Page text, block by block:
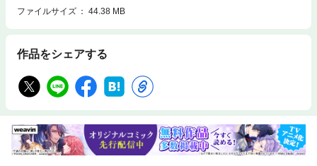
ファイルサイズ
44.38 MB
作品をシェアする